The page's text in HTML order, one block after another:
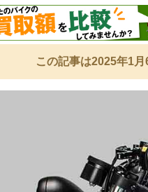
この記事は2025年1